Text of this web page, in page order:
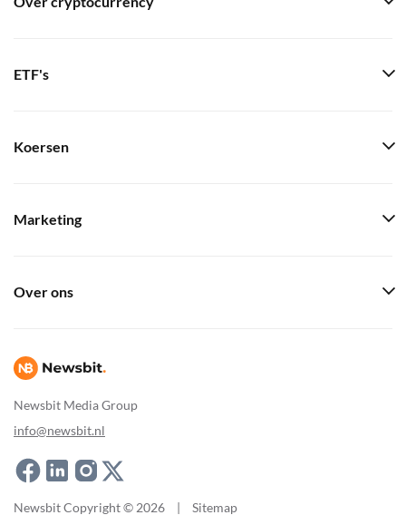
Newsbit Media Group
info@newsbit.nl
ETF's
Koersen
Marketing
Over ons
Newsbit Copyright © 2026 | Sitemap